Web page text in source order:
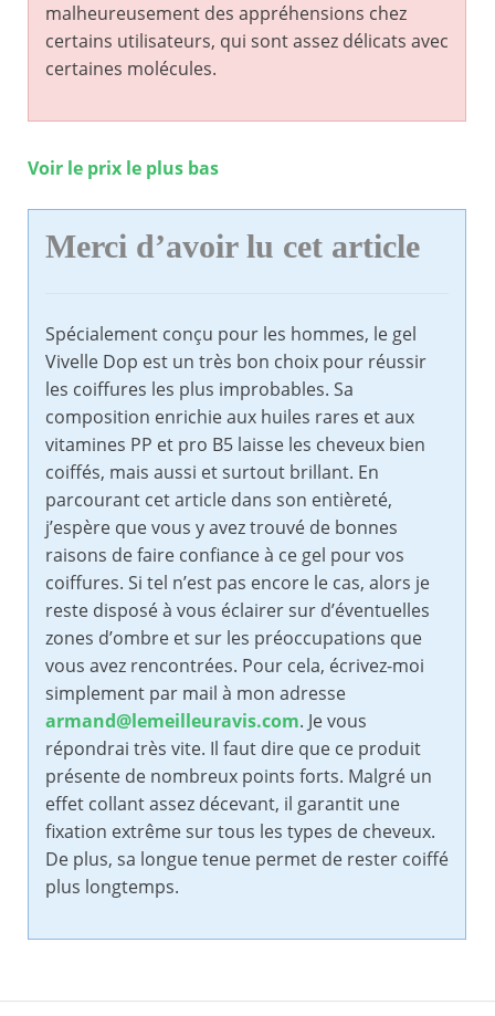
malheureusement des appréhensions chez
certains utilisateurs, qui sont assez délicats avec
certaines molécules.
Voir le prix le plus bas
Merci d’avoir lu cet article
Spécialement conçu pour les hommes, le gel
Vivelle Dop est un très bon choix pour réussir
les coiffures les plus improbables. Sa
composition enrichie aux huiles rares et aux
vitamines PP et pro B5 laisse les cheveux bien
coiffés, mais aussi et surtout brillant. En
parcourant cet article dans son entièreté,
j’espère que vous y avez trouvé de bonnes
raisons de faire confiance à ce gel pour vos
coiffures. Si tel n’est pas encore le cas, alors je
reste disposé à vous éclairer sur d’éventuelles
zones d’ombre et sur les préoccupations que
vous avez rencontrées. Pour cela, écrivez-moi
simplement par mail à mon adresse
armand@lemeilleuravis.com. Je vous
répondrai très vite. Il faut dire que ce produit
présente de nombreux points forts. Malgré un
effet collant assez décevant, il garantit une
fixation extrême sur tous les types de cheveux.
De plus, sa longue tenue permet de rester coiffé
plus longtemps.